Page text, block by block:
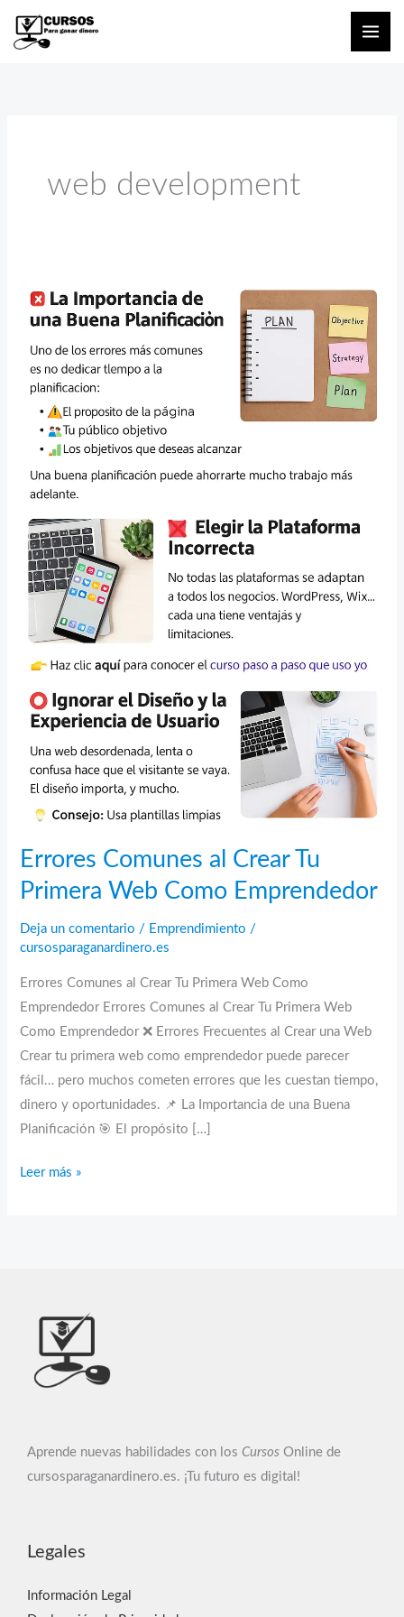
web development
Errores Comunes al Crear Tu
Primera Web Como Emprendedor
Deja un comentario / Emprendimiento /
cursosparaganardinero.es
Errores Comunes al Crear Tu Primera Web Como
Emprendedor Errores Comunes al Crear Tu Primera Web
Como Emprendedor ❌ Errores Frecuentes al Crear una Web
Crear tu primera web como emprendedor puede parecer
fácil… pero muchos cometen errores que les cuestan tiempo,
dinero y oportunidades. 📌 La Importancia de una Buena
Planificación 🎯 El propósito […]
Errores
Web
Como
Emprendedor
Leer más »
Aprende nuevas habilidades con los Cursos Online de
cursosparaganardinero.es. ¡Tu futuro es digital!
Legales
Información Legal